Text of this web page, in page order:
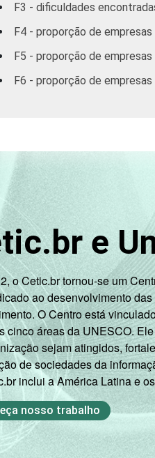
F3 - dificuldades
F4 - proporção de
F5 - proporção de
F6 - proporção de
e
o Cetic.br tornou-se um
ao desenvolvimento
O Centro está
cinco áreas da UNESCO.
sejam atingidos,
de sociedades da
inclui a América Latina e
nosso trabalho